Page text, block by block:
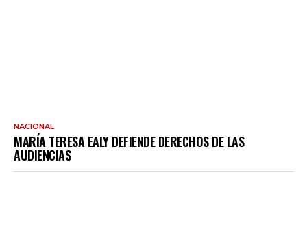
NACIONAL
MARÍA TERESA EALY DEFIENDE DERECHOS DE LAS
AUDIENCIAS